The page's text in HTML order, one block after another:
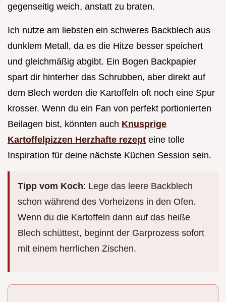
gegenseitig weich, anstatt zu braten.
Ich nutze am liebsten ein schweres Backblech aus
dunklem Metall, da es die Hitze besser speichert
und gleichmäßig abgibt. Ein Bogen Backpapier
spart dir hinterher das Schrubben, aber direkt auf
dem Blech werden die Kartoffeln oft noch eine Spur
krosser. Wenn du ein Fan von perfekt portionierten
Beilagen bist, könnten auch Knusprige
Kartoffelpizzen Herzhafte rezept eine tolle
Inspiration für deine nächste Küchen Session sein.
Tipp vom Koch: Lege das leere Backblech
schon während des Vorheizens in den Ofen.
Wenn du die Kartoffeln dann auf das heiße
Blech schüttest, beginnt der Garprozess sofort
mit einem herrlichen Zischen.